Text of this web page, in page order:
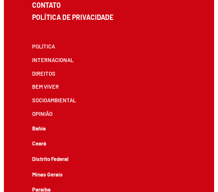
CONTATO
POLÍTICA DE PRIVACIDADE
POLÍTICA
INTERNACIONAL
DIREITOS
BEM VIVER
SOCIOAMBIENTAL
OPINIÃO
Bahia
Ceará
Distrito Federal
Minas Gerais
Paraíba